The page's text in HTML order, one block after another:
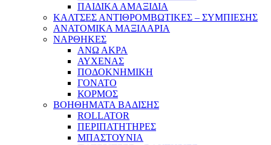
ΠΑΙΔΙΚΑ ΑΜΑΞΙΔΙΑ
ΚΑΛΤΣΕΣ ΑΝΤΙΘΡΟΜΒΩΤΙΚΕΣ – ΣΥΜΠΙΕΣΗΣ
ΑΝΑΤΟΜΙΚΑ ΜΑΞΙΛΑΡΙΑ
ΝΑΡΘΗΚΕΣ
ΑΝΩ ΑΚΡΑ
ΑΥΧΕΝΑΣ
ΠΟΔΟΚΝΗΜΙΚΗ
ΓΟΝΑΤΟ
ΚΟΡΜΟΣ
ΒΟΗΘΗΜΑΤΑ ΒΑΔΙΣΗΣ
ROLLATOR
ΠΕΡΙΠΑΤΗΤΗΡΕΣ
ΜΠΑΣΤΟΥΝΙΑ